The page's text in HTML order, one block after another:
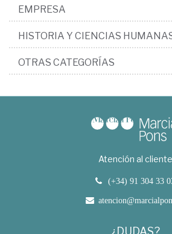
EMPRESA
HISTORIA Y CIENCIAS
OTRAS CATEGORÍAS
Atención al cliente
(+34) 91 304 33